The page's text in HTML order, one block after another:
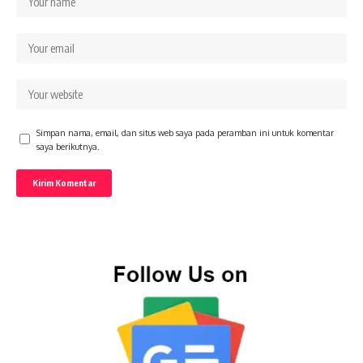
Simpan nama, email, dan situs web saya pada peramban ini untuk komentar
saya berikutnya.